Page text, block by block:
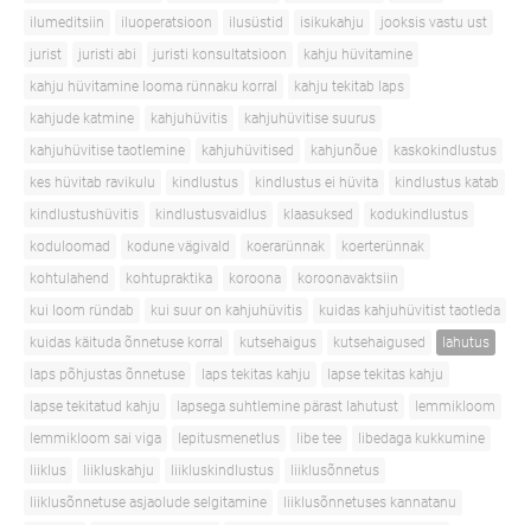
ilumeditsiin
iluoperatsioon ilusüstid isikukahju
jooksis vastu ust
jurist
juristi abi juristi konsultatsioon
kahju hüvitamine
kahju hüvitamine looma rünnaku korral
kahju tekitab laps
kahjude katmine
kahjuhüvitis
kahjuhüvitise suurus
kahjuhüvitise taotlemine
kahjuhüvitised kahjunõue
kaskokindlustus
kes hüvitab ravikulu
kindlustus kindlustus ei hüvita
kindlustus katab
kindlustushüvitis
kindlustusvaidlus klaasuksed
kodukindlustus
koduloomad
kodune vägivald koerarünnak
koerterünnak
kohtulahend
kohtupraktika koroona
koroonavaktsiin
kui loom ründab
kui suur on kahjuhüvitis
kuidas kahjuhüvitist taotleda
kuidas käituda õnnetuse korral
kutsehaigus kutsehaigused
lahutus
laps põhjustas õnnetuse
laps tekitas kahju
lapse tekitas kahju
lapse tekitatud kahju
lapsega suhtlemine pärast lahutust
lemmikloom
lemmikloom sai viga
lepitusmenetlus libe tee
libedaga kukkumine
liiklus
liikluskahju liikluskindlustus
liiklusõnnetus
liiklusõnnetuse asjaolude selgitamine
liiklusõnnetuses kannatanu